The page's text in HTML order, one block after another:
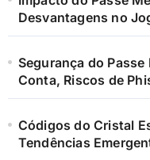
Desvantagens no
Segurança do
Conta, Riscos de
Códigos do Cristal
Tendências